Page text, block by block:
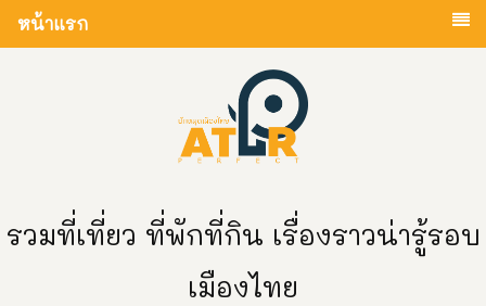
หน้าแรก
รวมที่เที่ยว ที่พักที่กิน เรื่องราวน่ารู้รอบ
เมืองไทย